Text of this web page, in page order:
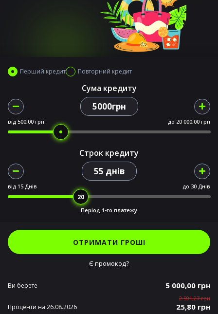
Перший кредит Повторний кредит
Сума кредиту
5000грн
від 500,00 грн до 20 000,00 грн
Строк кредиту
55 днів
від 15 Днів до 30 Днів
Період 1-го платежу
ОТРИМАТИ ГРОШІ
Є промокод?
Ви берете 5 000,00 грн
2 591,27 грн
Проценти на 26.08.2026 25,80 грн